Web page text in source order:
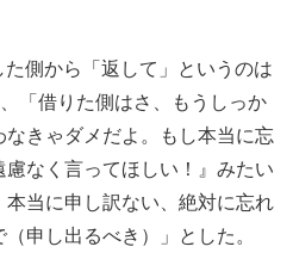
側から「返して」というのは
「借りた側はさ、もうしっか
きゃダメだよ。もし本当に忘
なく言ってほしい！』みたい
当に申し訳ない、絶対に忘れ
申し出るべき）」とした。